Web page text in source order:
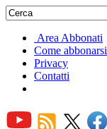
Area Abbonati
Come abbonarsi
Privacy
Contatti